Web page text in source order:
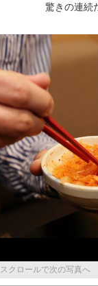
驚きの連続
クロールで次の写真へ